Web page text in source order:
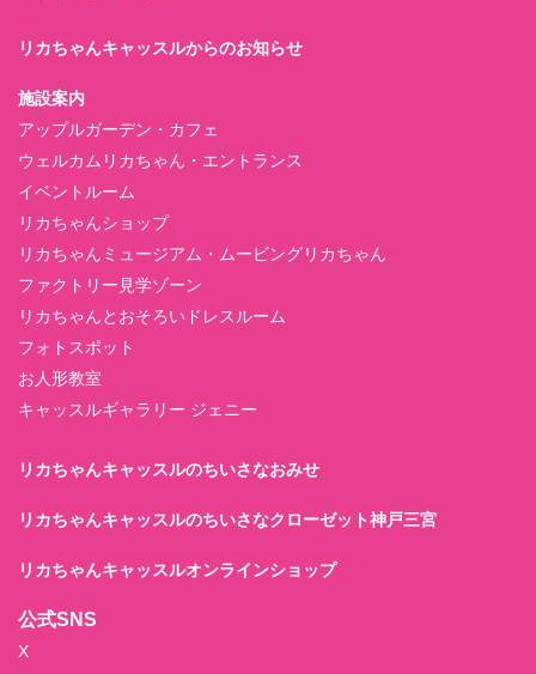
リカちゃんキャッスルからのお知らせ
施設案内
アップルガーデン・カフェ
ウェルカムリカちゃん・エントランス
イベントルーム
リカちゃんショップ
リカちゃんミュージアム・ムービングリカちゃん
ファクトリー見学ゾーン
リカちゃんとおそろいドレスルーム
フォトスポット
お人形教室
キャッスルギャラリー ジェニー
リカちゃんキャッスルのちいさなおみせ
リカちゃんキャッスルのちいさなクローゼット神戸三宮
リカちゃんキャッスルオンラインショップ
公式SNS
X